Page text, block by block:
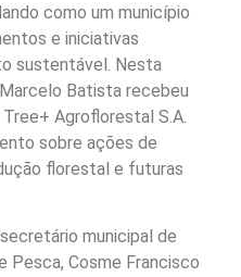
como um município
e iniciativas
sustentável. Nesta
Batista recebeu
Agroflorestal S.A.
sobre ações de
florestal e futuras
municipal de
Pesca, Cosme Francisco